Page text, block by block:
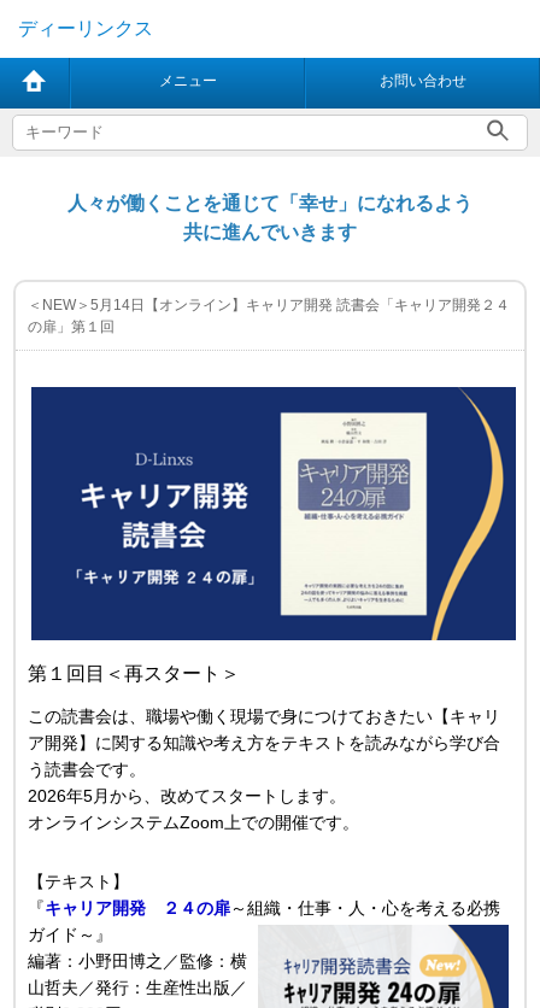
ディーリンクス
メニュー お問い合わせ
人々が働くことを通じて「幸せ」になれるよう
共に進んでいきます
＜NEW＞5月14日【オンライン】キャリア開発 読書会「キャリア開発２４
の扉」第１回
第１回目＜再スタート＞
この読書会は、職場や働く現場で身につけておきたい【キャリ
ア開発】に関する知識や考え方をテキストを読みながら学び合
う読書会です。
2026年5月から、改めてスタートします。
オンラインシステムZoom上での開催です。
【テキスト】
『キャリア開発 ２４の扉～組織・仕事・人・心を考える必携
ガイド～』
編著：小野田博之／監修 ：横
山哲夫／発行：生産性出版 ／